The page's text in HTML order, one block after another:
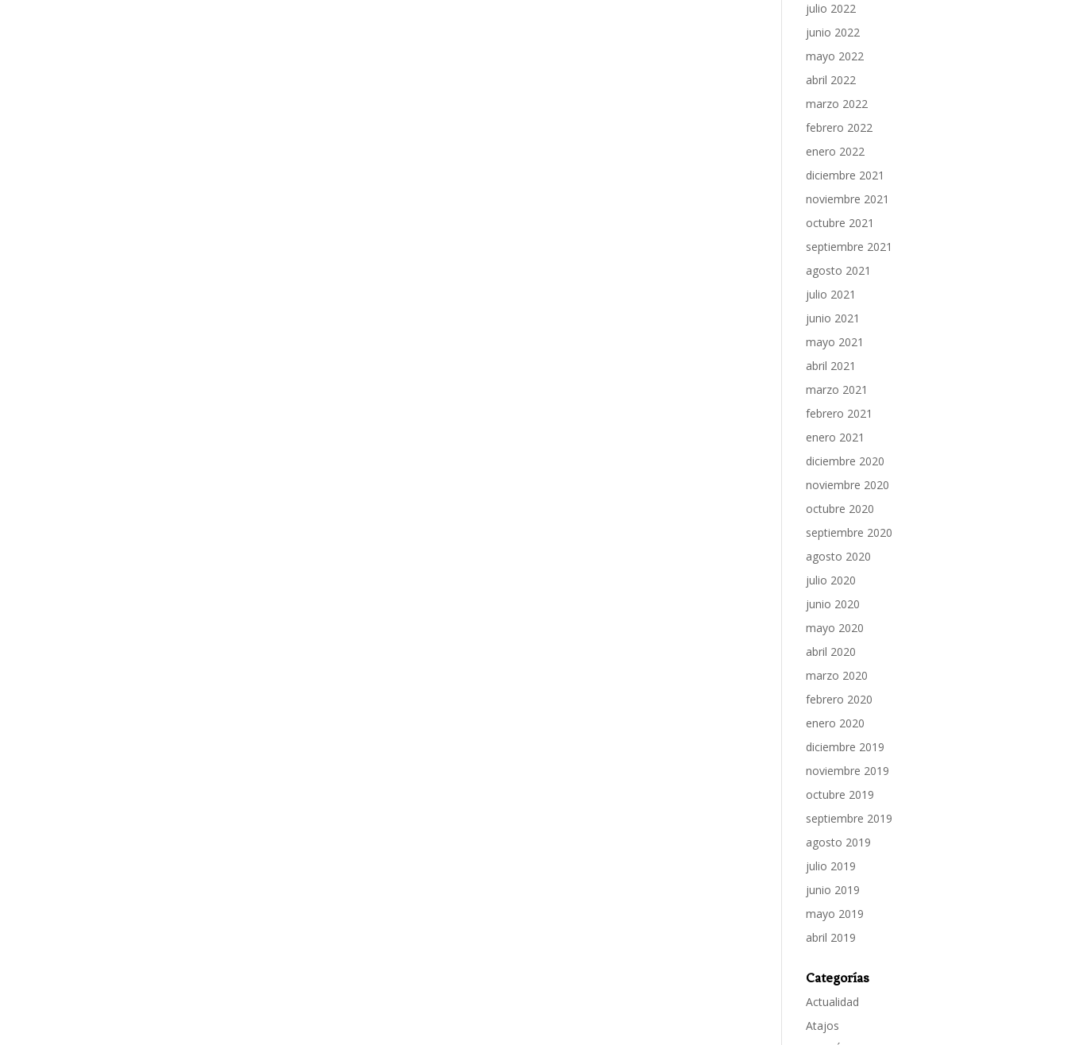
julio 2022
junio 2022
mayo 2022
abril 2022
marzo 2022
febrero 2022
enero 2022
diciembre 2021
noviembre 2021
octubre 2021
septiembre 2021
agosto 2021
julio 2021
junio 2021
mayo 2021
abril 2021
marzo 2021
febrero 2021
enero 2021
diciembre 2020
noviembre 2020
octubre 2020
septiembre 2020
agosto 2020
julio 2020
junio 2020
mayo 2020
abril 2020
marzo 2020
febrero 2020
enero 2020
diciembre 2019
noviembre 2019
octubre 2019
septiembre 2019
agosto 2019
julio 2019
junio 2019
mayo 2019
abril 2019
Categorías
Actualidad
Atajos